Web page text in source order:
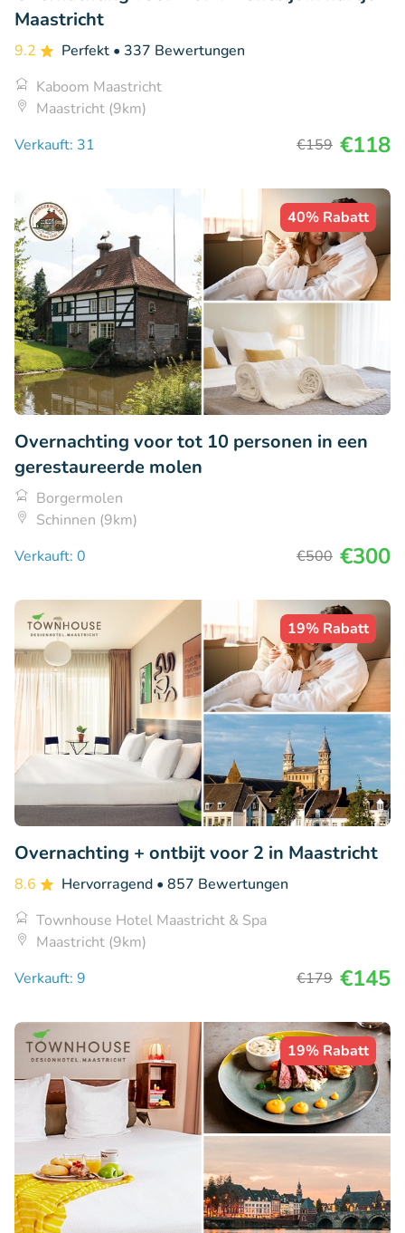
Maastricht
9.2 Perfekt • 337 Bewertungen
Kaboom Maastricht
Maastricht (9km)
Verkauft: 31
€159 €118
40% Rabatt
Overnachting voor tot 10 personen in een
gerestaureerde molen
Borgermolen
Schinnen (9km)
Verkauft: 0
€500 €300
19% Rabatt
Overnachting + ontbijt voor 2 in Maastricht
8.6 Hervorragend • 857 Bewertungen
Townhouse Hotel Maastricht & Spa
Maastricht (9km)
Verkauft: 9
€179 €145
19% Rabatt